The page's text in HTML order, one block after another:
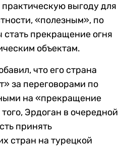
выгоду для
«полезным», по
прекращение огня
объектам.
что его страна
за переговорами по
на «прекращение
Эрдоган в очередной
принять
стран на турецкой